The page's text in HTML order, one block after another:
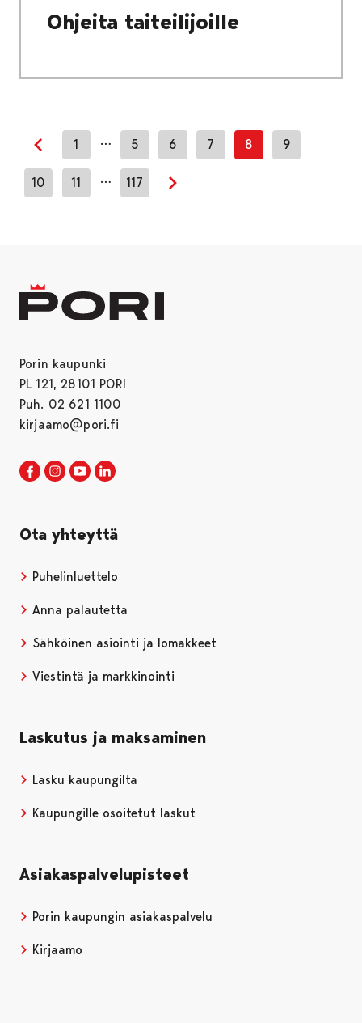
Ohjeita taiteilijoille
Edellinen sivu
1 … 5 6 7 8 9
10 11 … 117
Seuraava sivu
Porin kaupunki
PL 121, 28101 PORI
Puh. 02 621 1100
kirjaamo@pori.fi
Porin kaupunki Facebookissa
Avautuu uudessa välilehdessä
Porin kaupunki Instagramissa
Avautuu uudessa välilehdessä
Porin kaupunki Youtubessa
Avautuu uudessa välilehdessä
Ota yhteyttä
Puhelinluettelo
Anna palautetta
Sähköinen asiointi ja lomakkeet
Viestintä ja markkinointi
Laskutus ja maksaminen
Lasku kaupungilta
Kaupungille osoitetut laskut
Asiakaspalvelupisteet
Porin kaupungin asiakaspalvelu
Kirjaamo